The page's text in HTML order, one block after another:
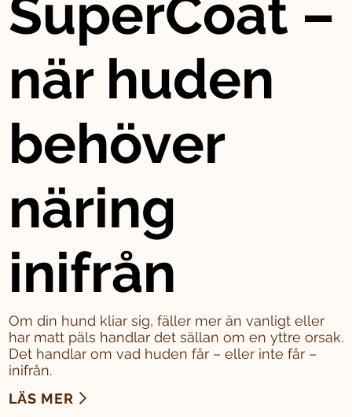
SuperCoat –
när huden
behöver
näring
inifrån
Om din hund kliar sig, fäller mer än vanligt eller
har matt päls handlar det sällan om en yttre orsak.
Det handlar om vad huden får – eller inte får –
inifrån.
LÄS MER